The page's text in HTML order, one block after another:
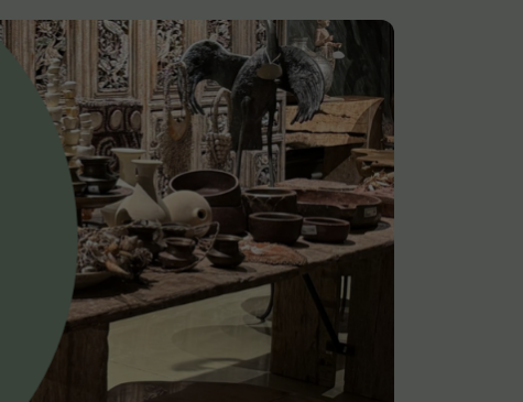
Alle deco
Kandelaar
Object